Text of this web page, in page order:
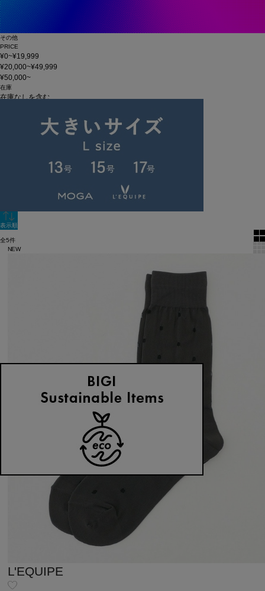
その他
PRICE
¥0~¥19,999
¥20,000~¥49,999
¥50,000~
在庫
在庫なしを含む
表示順
全5件
NEW
L'EQUIPE